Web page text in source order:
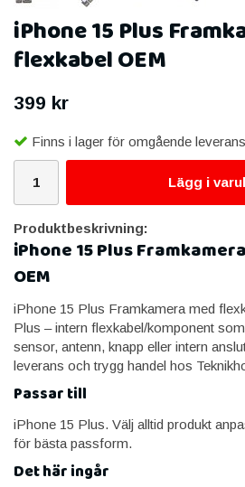
iPhone 15 Plus
flexkabel OEM
399 kr
Finns i lager för omgående leverans
Lägg i
Produktbeskrivning:
iPhone 15 Plus
OEM
iPhone 15 Plus Framkamera med
Plus – intern flexkabel/komponent
sensor, antenn, knapp eller intern
leverans och trygg handel hos
Passar till
iPhone 15 Plus. Välj alltid produkt
för bästa passform.
Det här ingår